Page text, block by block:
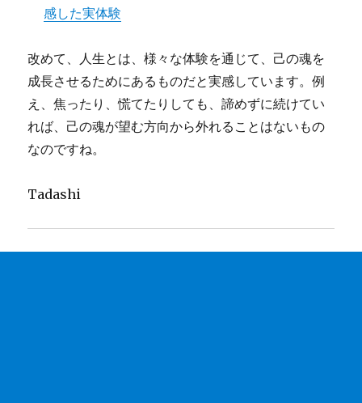
感した実体験
改めて、人生とは、様々な体験を通じて、己の魂を
成長させるためにあるものだと実感しています。例
え、焦ったり、慌てたりしても、諦めずに続けてい
れば、己の魂が望む方向から外れることはないもの
なのですね。
Tadashi